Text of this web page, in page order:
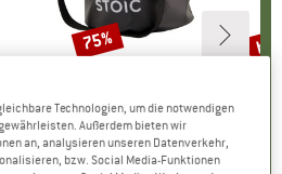
Artikel
Folding Wash Bowl
Produktgruppe
Schüssel
Preis
CHF 16.95 reduzierter Preis
ab CHF 4.24
Rabatt
75%
CHF
Technologien, um die notwendigen
Außerdem bieten wir
an, analysieren unseren Datenverkehr,
bzw. Social Media-Funktionen